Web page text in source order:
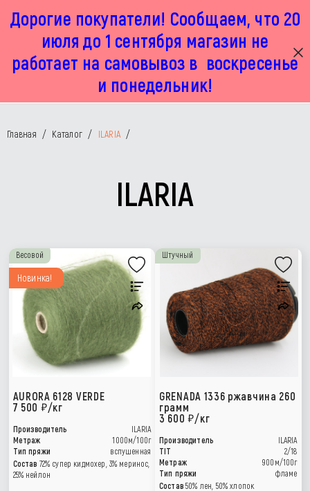
Дорогие покупатели! Сообщаем, что 20
июля до 1 сентября магазин не
работает на самовывоз в воскресенье
и понедельник!
г. Москва, Маленковская 32 стр 2А
пн-пт с 11:00 до 19:00, сб с 11:00 до 17:00
+7 925 449 67 92
Главная / Каталог / ILARIA /
ILARIA
Весовой
Новинка!
AURORA 6128 VERDE
7 500
/кг
Производитель
ILARIA
Метраж
1000м/100г
Тип пряжи
вспушенная
Состав 72% супер кидмохер, 3% меринос,
25% нейлон
Штучный
GRENADA 1336 ржавчина 260
грамм
3 600 /кг
Производитель
ILARIA
TIT
2/18
Метраж
900м/100г
Тип пряжи
фламе
Состав 50% лен, 50% хлопок